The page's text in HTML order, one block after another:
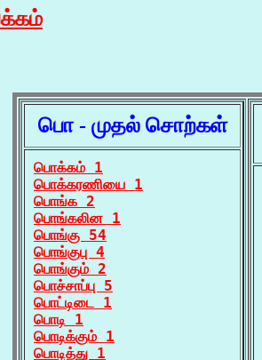
பொ - முதல் சொற்கள்
பொக்கம் 1
பொக்கரணியை 1
பொங்க 2
பொங்கலின 1
பொங்கு 54
பொங்குபு 4
பொங்கும் 2
பொச்சாப்பு 5
பொட்டிடை 1
பொடி 1
பொடிக்கும் 1
பொடித்து 1